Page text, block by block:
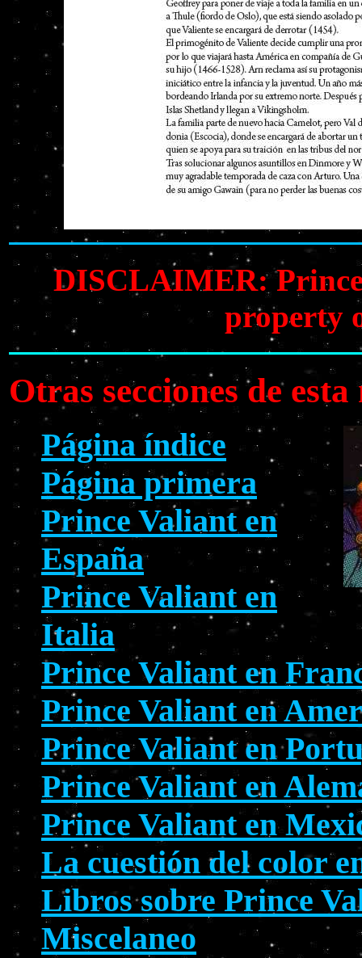
DISCLAIMER:
property
Otras secciones de
Página índice
Página primera
Prince Valiant en
España
Prince Valiant en
Italia
Prince Valiant en
Prince Valiant en
Prince Valiant en
Prince Valiant en
Prince Valiant en
La cuestión del color
Libros sobre Prince
Miscelaneo